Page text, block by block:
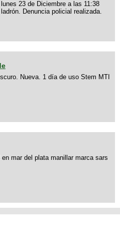
23 de Diciembre a las 11:38
Denuncia policial realizada.
Nueva. 1 día de uso Stem MTI
en mar del plata manillar marca sars